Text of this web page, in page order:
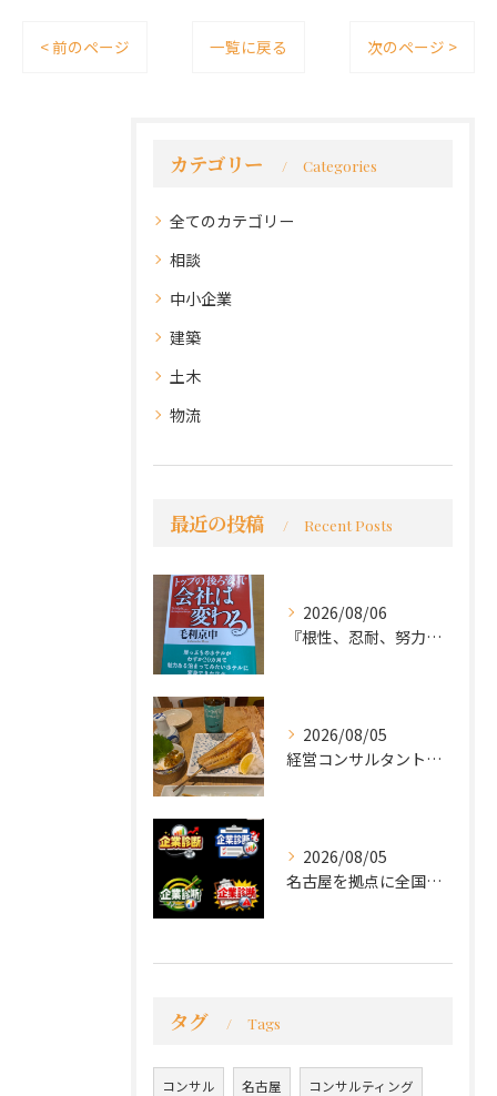
< 前のページ 一覧に戻る 次のページ >
カテゴリー Categories
全てのカテゴリー
相談
中小企業
建築
土木
物流
最近の投稿 Recent Posts
2026/08/06
『根性、忍耐、努力という言葉は死語なのか』
2026/08/05
経営コンサルタントのモーちゃん・毛利京申です。
2026/08/05
名古屋を拠点に全国で活動する 経営コンサルタントの 毛利京申...
タグ Tags
コンサル 名古屋 コンサルティング